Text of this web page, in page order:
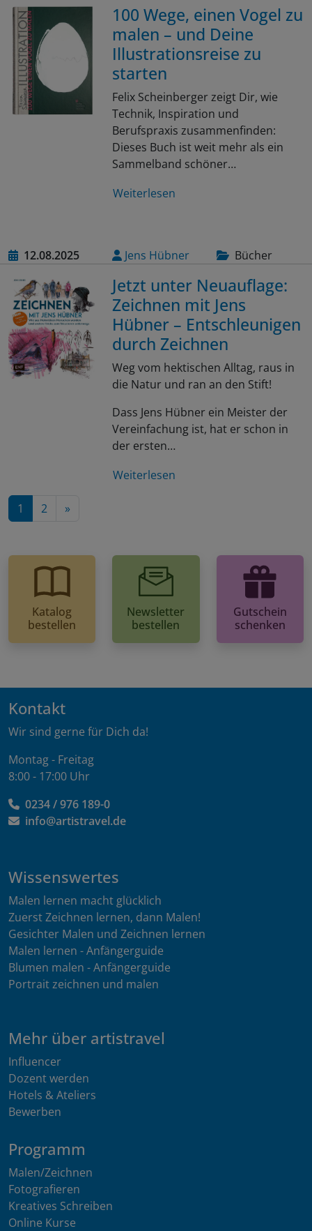
100 Wege, einen Vogel zu
malen – und Deine
Illustrationsreise zu
starten
Felix Scheinberger zeigt Dir, wie
Technik, Inspiration und
Berufspraxis zusammenfinden:
Dieses Buch ist weit mehr als ein
Sammelband schöner…
Weiterlesen
12.08.2025 Jens Hübner Bücher
Jetzt unter Neuauflage:
Zeichnen mit Jens
Hübner – Entschleunigen
durch Zeichnen
Weg vom hektischen Alltag, raus in
die Natur und ran an den Stift!
Dass Jens Hübner ein Meister der
Vereinfachung ist, hat er schon in
der ersten…
Weiterlesen
1 2 »Nächste Seite
Katalog
bestellen
Newsletter
bestellen
Gutschein
schenken
Kontakt
Wir sind gerne für Dich da!
Montag - Freitag
8:00 - 17:00 Uhr
0234 / 976 189-0
info@artistravel.de
Wissenswertes
Malen lernen macht glücklich
Zuerst Zeichnen lernen, dann Malen!
Gesichter Malen und Zeichnen lernen
Malen lernen - Anfängerguide
Blumen malen - Anfängerguide
Portrait zeichnen und malen
Mehr über artistravel
Influencer
Dozent werden
Hotels & Ateliers
Bewerben
Programm
Malen/Zeichnen
Fotografieren
Kreatives Schreiben
Online Kurse